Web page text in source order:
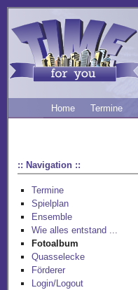
Home Termine
:: Navigation ::
Termine
Spielplan
Ensemble
Wie alles entstand ...
Fotoalbum
Quasselecke
Förderer
Login/Logout